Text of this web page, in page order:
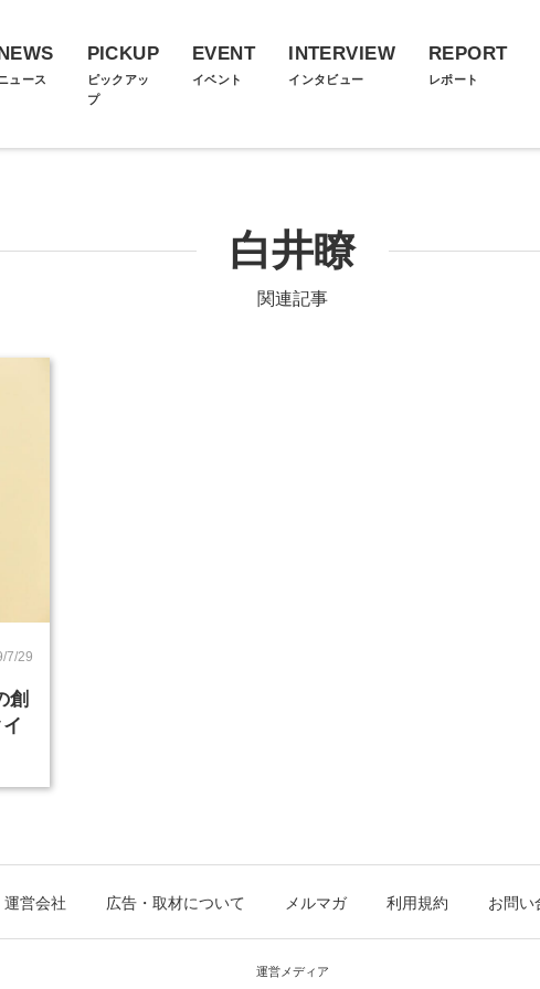
ュース
PICKUP
ピックアッ
プ
EVENT
イベント
INTERVIEW
インタビュー
REPORT
レポート
白井瞭
関連記事
7/29
創
運営会社 広告・取材について メルマガ 利用規約 お問い
運営メディア